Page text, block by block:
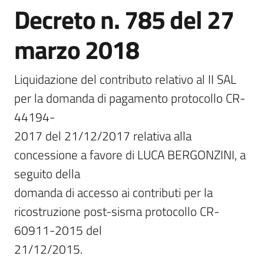
Decreto n. 785 del 27
marzo 2018
Liquidazione del contributo relativo al II SAL
per la domanda di pagamento protocollo CR-
44194-
2017 del 21/12/2017 relativa alla
concessione a favore di LUCA BERGONZINI, a
seguito della
domanda di accesso ai contributi per la
ricostruzione post-sisma protocollo CR-
60911-2015 del
21/12/2015.